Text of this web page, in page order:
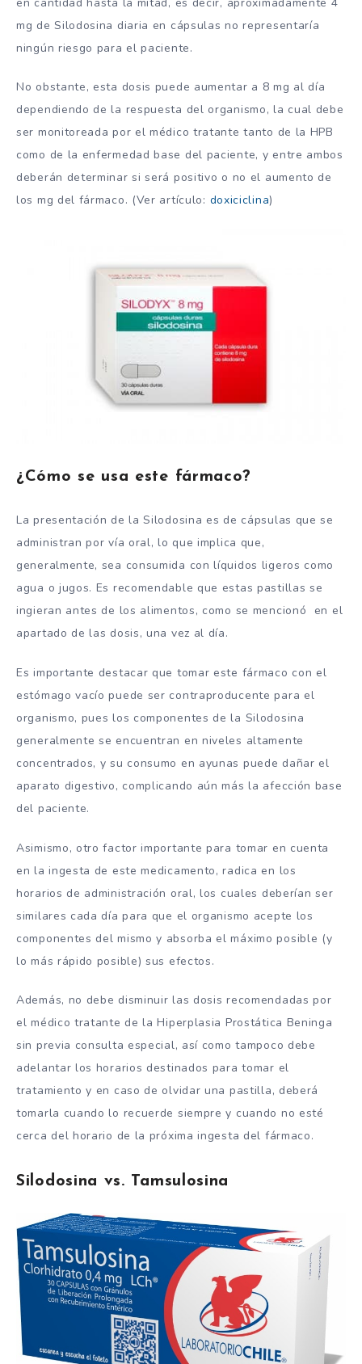
mg de Silodosina diaria en cápsulas no representaría
ningún riesgo para el paciente.
No obstante, esta dosis puede aumentar a 8 mg al día
dependiendo de la respuesta del organismo, la cual debe
ser monitoreada por el médico tratante tanto de la HPB
como de la enfermedad base del paciente, y entre ambos
deberán determinar si será positivo o no el aumento de
los mg del fármaco. (Ver artículo: doxiciclina)
¿Cómo se usa este fármaco?
La presentación de la Silodosina es de cápsulas que se
administran por vía oral, lo que implica que,
generalmente, sea consumida con líquidos ligeros como
agua o jugos. Es recomendable que estas pastillas se
ingieran antes de los alimentos, como se mencionó en el
apartado de las dosis, una vez al día.
Es importante destacar que tomar este fármaco con el
estómago vacío puede ser contraproducente para el
organismo, pues los componentes de la Silodosina
generalmente se encuentran en niveles altamente
concentrados, y su consumo en ayunas puede dañar el
aparato digestivo, complicando aún más la afección base
del paciente.
Asimismo, otro factor importante para tomar en cuenta
en la ingesta de este medicamento, radica en los
horarios de administración oral, los cuales deberían ser
similares cada día para que el organismo acepte los
componentes del mismo y absorba el máximo posible (y
lo más rápido posible) sus efectos.
Además, no debe disminuir las dosis recomendadas por
el médico tratante de la Hiperplasia Prostática Beninga
sin previa consulta especial, así como tampoco debe
adelantar los horarios destinados para tomar el
tratamiento y en caso de olvidar una pastilla, deberá
tomarla cuando lo recuerde siempre y cuando no esté
cerca del horario de la próxima ingesta del fármaco.
Silodosina vs. Tamsulosina